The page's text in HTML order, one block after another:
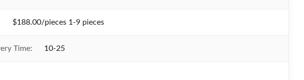
$188.00/pieces 1-9 pieces
Time: 10-25